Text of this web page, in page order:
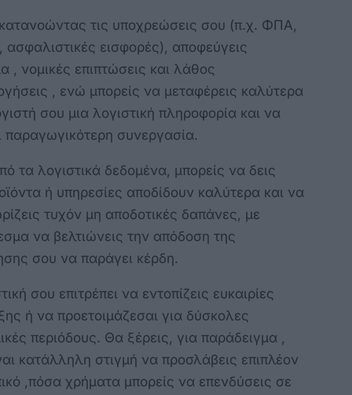
τις υποχρεώσεις σου (π.χ. ΦΠΑ,
ασφαλιστικές εισφορές), αποφεύγεις
, νομικές επιπτώσεις και λάθος
, ενώ μπορείς να μεταφέρεις καλύτερα
σου μια λογιστική πληροφορία και να
παραγωγικότερη συνεργασία.
τα λογιστικά δεδομένα, μπορείς να δεις
ή υπηρεσίες αποδίδουν καλύτερα και να
τυχόν μη αποδοτικές δαπάνες, με
να βελτιώνεις την απόδοση της
σου να παράγει κέρδη.
σου επιτρέπει να εντοπίζεις ευκαιρίες
ή να προετοιμάζεσαι για δύσκολες
περιόδους. Θα ξέρεις, για παράδειγμα ,
κατάλληλη στιγμή να προσλάβεις επιπλέον
,πόσα χρήματα μπορείς να επενδύσεις σε